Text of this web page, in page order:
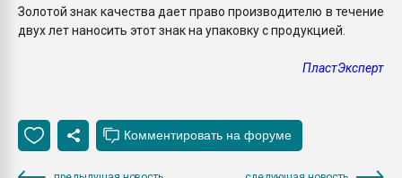
Золотой знак качества дает право производителю в течение
двух лет наносить этот знак на упаковку с продукцией.
ПластЭксперт